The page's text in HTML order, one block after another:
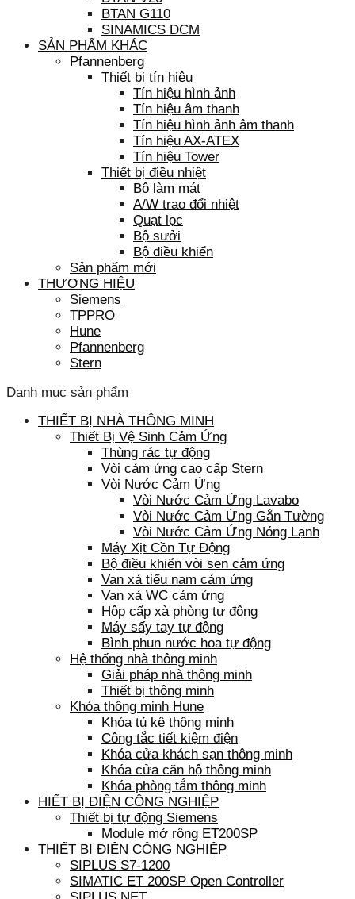
BTAN G110
SINAMICS DCM
SẢN PHẨM KHÁC
Pfannenberg
Thiết bị tín hiệu
Tín hiệu hình ảnh
Tín hiệu âm thanh
Tín hiệu hình ảnh âm thanh
Tín hiệu AX-ATEX
Tín hiệu Tower
Thiết bị điều nhiệt
Bộ làm mát
A/W trao đổi nhiệt
Quạt lọc
Bộ sưởi
Bộ điều khiển
Sản phẩm mới
THƯƠNG HIỆU
Siemens
TPPRO
Hune
Pfannenberg
Stern
Danh mục sản phẩm
THIẾT BỊ NHÀ THÔNG MINH
Thiết Bị Vệ Sinh Cảm Ứng
Thùng rác tự động
Vòi cảm ứng cao cấp Stern
Vòi Nước Cảm Ứng
Vòi Nước Cảm Ứng Lavabo
Vòi Nước Cảm Ứng Gắn Tường
Vòi Nước Cảm Ứng Nóng Lạnh
Máy Xịt Cồn Tự Động
Bộ điều khiển vòi sen cảm ứng
Van xả tiểu nam cảm ứng
Van xả WC cảm ứng
Hộp cấp xà phòng tự động
Máy sấy tay tự động
Bình phun nước hoa tự động
Hệ thống nhà thông minh
Giải pháp nhà thông minh
Thiết bị thông minh
Khóa thông minh Hune
Khóa tủ kệ thông minh
Công tắc tiết kiệm điện
Khóa cửa khách sạn thông minh
Khóa cửa căn hộ thông minh
Khóa phòng tắm thông minh
HIẾT BỊ ĐIỆN CÔNG NGHIỆP
Thiết bị tự động Siemens
Module mở rộng ET200SP
THIẾT BỊ ĐIỆN CÔNG NGHIỆP
SIPLUS S7-1200
SIMATIC ET 200SP Open Controller